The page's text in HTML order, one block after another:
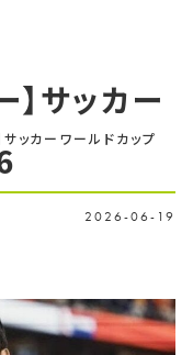
ッカーワールドカップ
】サッカー
2026-06-19